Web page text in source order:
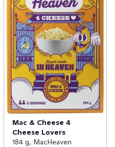
Mac & Cheese 4
Cheese Lovers
184 g, MacHeaven